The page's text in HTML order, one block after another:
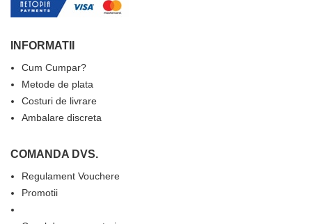
INFORMATII
Cum Cumpar?
Metode de plata
Costuri de livrare
Ambalare discreta
COMANDA DVS.
Regulament Vouchere
Promotii